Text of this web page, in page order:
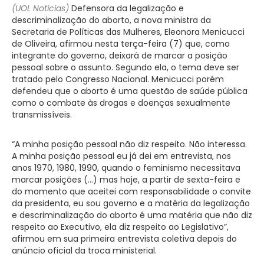
(UOL Notícias) Defensora da legalização e
descriminalização do aborto, a nova ministra da
Secretaria de Políticas das Mulheres, Eleonora Menicucci
de Oliveira, afirmou nesta terça-feira (7) que, como
integrante do governo, deixará de marcar a posição
pessoal sobre o assunto. Segundo ela, o tema deve ser
tratado pelo Congresso Nacional. Menicucci porém
defendeu que o aborto é uma questão de saúde pública
como o combate às drogas e doenças sexualmente
transmissíveis.
“A minha posição pessoal não diz respeito. Não interessa.
A minha posição pessoal eu já dei em entrevista, nos
anos 1970, 1980, 1990, quando o feminismo necessitava
marcar posições (…) mas hoje, a partir de sexta-feira e
do momento que aceitei com responsabilidade o convite
da presidenta, eu sou governo e a matéria da legalização
e descriminalização do aborto é uma matéria que não diz
respeito ao Executivo, ela diz respeito ao Legislativo”,
afirmou em sua primeira entrevista coletiva depois do
anúncio oficial da troca ministerial.